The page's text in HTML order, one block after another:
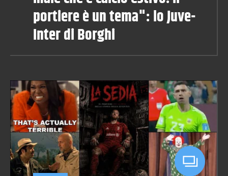
portiere è un tema": lo Juve-
Inter di Borghi